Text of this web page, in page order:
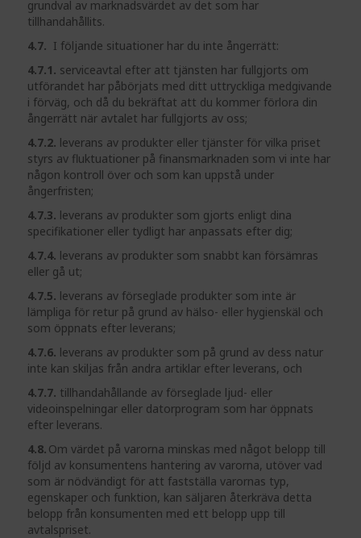
grundval av marknadsvärdet av det som har
tillhandahållits.
4.7. I följande situationer har du inte ångerrätt:
4.7.1. serviceavtal efter att tjänsten har fullgjorts om
utförandet har påbörjats med ditt uttryckliga medgivande
i förväg, och då du bekräftat att du kommer förlora din
ångerrätt när avtalet har fullgjorts av oss;
4.7.2. leverans av produkter eller tjänster för vilka priset
styrs av fluktuationer på finansmarknaden som vi inte har
någon kontroll över och som kan uppstå under
ångerfristen;
4.7.3. leverans av produkter som gjorts enligt dina
specifikationer eller tydligt har anpassats efter dig;
4.7.4. leverans av produkter som snabbt kan försämras
eller gå ut;
4.7.5. leverans av förseglade produkter som inte är
lämpliga för retur på grund av hälso- eller hygienskäl och
som öppnats efter leverans;
4.7.6. leverans av produkter som på grund av dess natur
inte kan skiljas från andra artiklar efter leverans, och
4.7.7. tillhandahållande av förseglade ljud- eller
videoinspelningar eller datorprogram som har öppnats
efter leverans.
4.8. Om värdet på varorna minskas med något belopp till
följd av konsumentens hantering av varorna, utöver vad
som är nödvändigt för att fastställa varornas typ,
egenskaper och funktion, kan säljaren återkräva detta
belopp från konsumenten med ett belopp upp till
avtalspriset.